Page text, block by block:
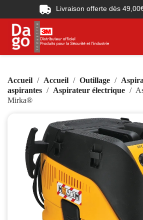
Livraison offerte dès
Accueil Accueil Outillage
aspirantes
Aspirateur électrique
Mirka®